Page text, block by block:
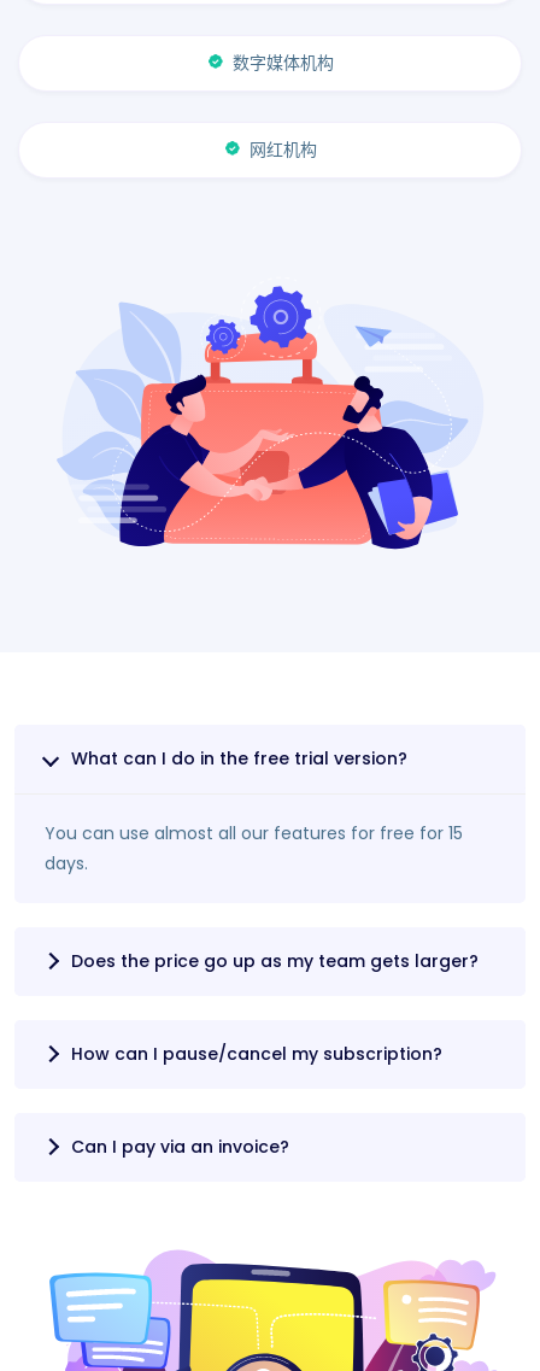
数字媒体机构
网红机构
What can I do in the free trial version?
You can use almost all our features for free for 15
days.
Does the price go up as my team gets larger?
How can I pause/cancel my subscription?
Can I pay via an invoice?